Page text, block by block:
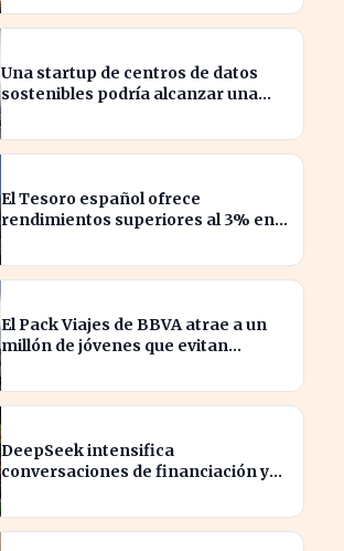
Una startup de centros de datos
sostenibles podría alcanzar una
El Tesoro español ofrece
rendimientos superiores al 3% en
El Pack Viajes de BBVA atrae a un
millón de jóvenes que evitan
DeepSeek intensifica
conversaciones de financiación y
modelos